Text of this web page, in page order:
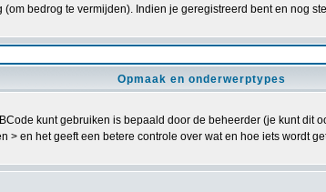
bedrog te vermijden). Indien je geregistreerd bent en nog
Opmaak en onderwerptypes
kunt gebruiken is bepaald door de beheerder (je kunt dit
> en het geeft een betere controle over wat en hoe iets wordt